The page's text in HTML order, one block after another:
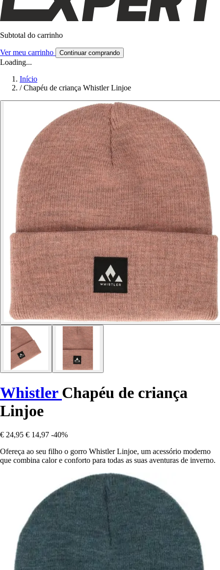
Subtotal do carrinho
Ver meu carrinho Continuar comprando
Loading...
Início
/ Chapéu de criança Whistler Linjoe
Whistler Chapéu de criança
Linjoe
€ 24,95 € 14,97 -40%
Ofereça ao seu filho o gorro Whistler Linjoe, um acessório moderno
que combina calor e conforto para todas as suas aventuras de inverno.